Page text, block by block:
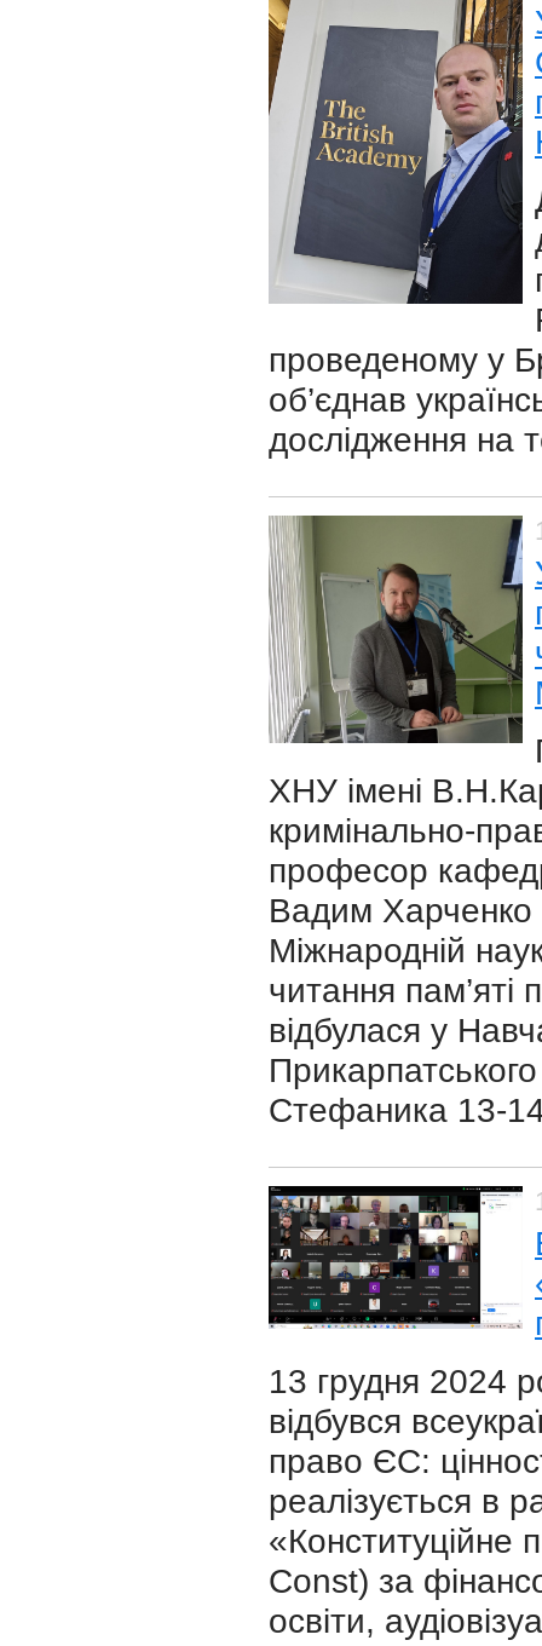
проведеному у
об’єднав
дослідження на
ХНУ імені
кримінально-
професор
Вадим Харченко
Міжнародній
читання
відбулася у
Стефаника 13-
13 грудня 2024
відбувся
право ЄС:
реалізується в
Const) за
освіти,